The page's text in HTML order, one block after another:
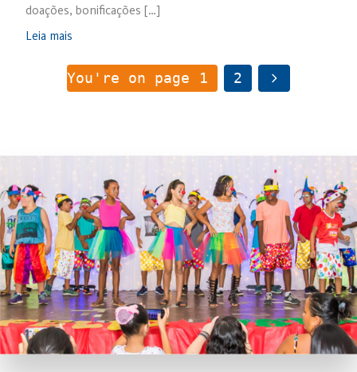
doações, bonificações […]
Leia mais
You're on page 1 2